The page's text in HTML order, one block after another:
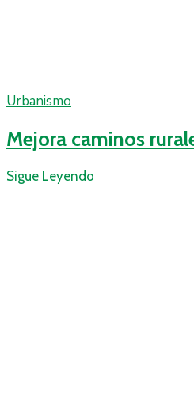
Urbanismo
Mejora caminos
Sigue Leyendo